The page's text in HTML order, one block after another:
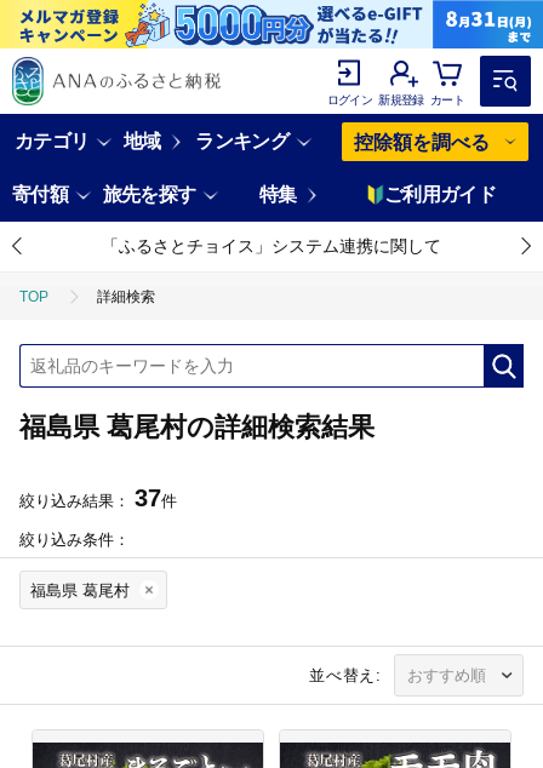
ログイン 新規登録 カート
カテゴリ 地域 ランキング 控除額を調べる
寄付額 旅先を探す 特集 ご利用ガイド
「ふるさとチョイス」システム連携に関して
TOP 詳細検索
福島県 葛尾村の詳細検索結果
絞り込み結果： 37件
絞り込み条件：
福島県 葛尾村
並べ替え: